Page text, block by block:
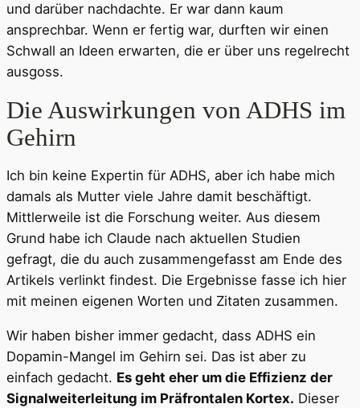
und darüber nachdachte. Er war dann kaum
ansprechbar. Wenn er fertig war, durften wir einen
Schwall an Ideen erwarten, die er über uns regelrecht
ausgoss.
Die Auswirkungen von ADHS im
Gehirn
Ich bin keine Expertin für ADHS, aber ich habe mich
damals als Mutter viele Jahre damit beschäftigt.
Mittlerweile ist die Forschung weiter. Aus diesem
Grund habe ich Claude nach aktuellen Studien
gefragt, die du auch zusammengefasst am Ende des
Artikels verlinkt findest. Die Ergebnisse fasse ich hier
mit meinen eigenen Worten und Zitaten zusammen.
Wir haben bisher immer gedacht, dass ADHS ein
Dopamin-Mangel im Gehirn sei. Das ist aber zu
einfach gedacht. Es geht eher um die Effizienz der
Signalweiterleitung im Präfrontalen Kortex. Dieser